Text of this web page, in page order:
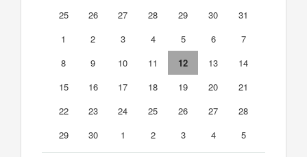
25
26 27 28 29 30
31
1
2 3 4 5 6
7
8
9 10 11 12 13
14
15
16 17 18 19 20
21
22
23 24 25 26 27
28
29
30 1 2 3 4 5